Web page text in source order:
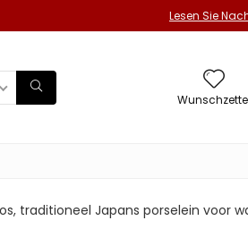
Lesen Sie
traditioneel Japans porselein voor